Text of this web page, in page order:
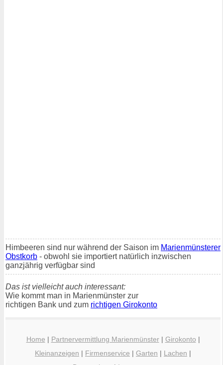
Himbeeren sind nur während der Saison im Marienmünsterer
Obstkorb - obwohl sie importiert natürlich inzwischen
ganzjährig verfügbar sind
Das ist vielleicht auch interessant:
Wie kommt man in Marienmünster zur
richtigen Bank und zum richtigen Girokonto
Home | Partnervermittlung Marienmünster| Girokonto |
Kleinanzeigen | Firmenservice | Garten | Lachen |